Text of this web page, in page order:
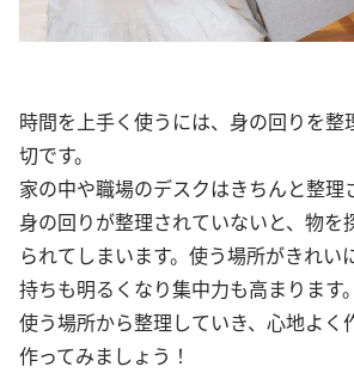
時間を上手く使うには、身の回りを整
切です。
家の中や職場のデスクはきちんと整
身の回りが整理されていないと、物を
られてしまいます。使う場所がきれい
持ちも明るくなり集中力も高まります
使う場所から整理していき、心地よく
作ってみましょう！